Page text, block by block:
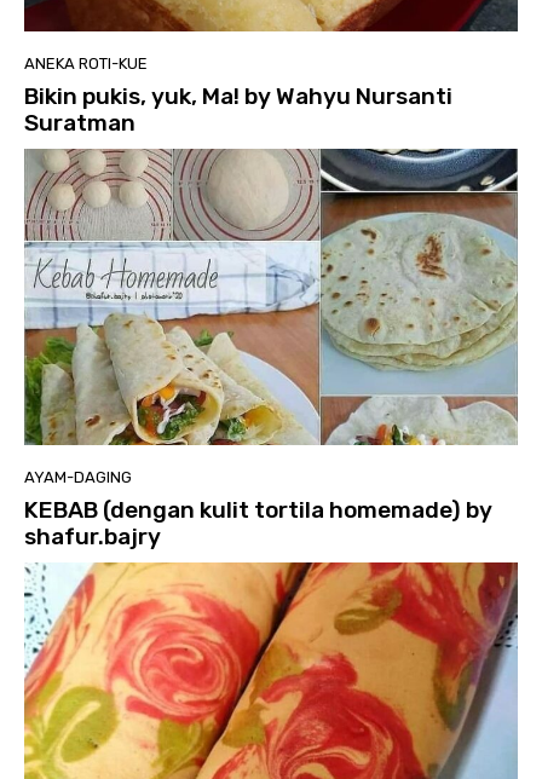
ANEKA ROTI-KUE
Bikin pukis, yuk, Ma! by Wahyu Nursanti
Suratman
AYAM-DAGING
KEBAB (dengan kulit tortila homemade) by
shafur.bajry